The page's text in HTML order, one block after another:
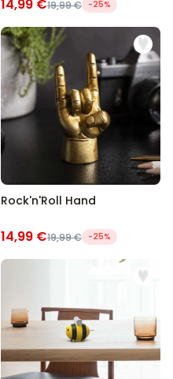
14,99 €19,99 € -25%
Rock'n'Roll Hand
14,99 €19,99 € -25%